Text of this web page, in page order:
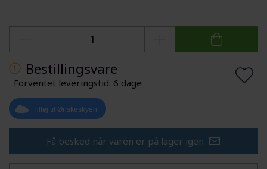
Bestillingsvare
Forventet leveringstid: 6 dage
Tilføj til Ønskeskyen
Få besked når varen er på lager igen